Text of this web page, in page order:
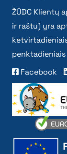
ŽŪDC Klientų
ir raštu) yra
penktadieniais
Facebook